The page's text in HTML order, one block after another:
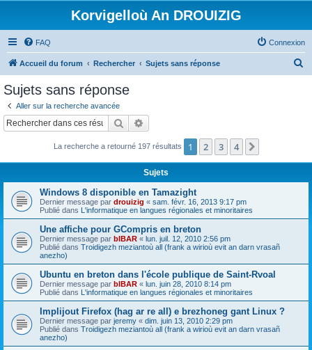
Korvigelloù An DROUIZIG
FAQ Connexion
Accueil du forum Rechercher Sujets sans réponse
c
Sujets sans réponse
Aller sur la recherche avancée
Rechercher
La recherche a retourné 197 résultats 1 2 3 4
Sujets
Windows 8 disponible en Tamazight
Dernier message par drouizig « sam. févr. 16, 2013 9:17 pm
Publié dans L'informatique en langues régionales et minoritaires
Une affiche pour GCompris en breton
Dernier message par bIBAR « lun. juil. 12, 2010 2:56 pm
Publié dans Troidigezh meziantoù all (frank a wirioù evit an darn vrasañ
anezho)
Ubuntu en breton dans l'école publique de Saint-Rvoal
Dernier message par bIBAR « lun. juin 28, 2010 8:14 pm
Publié dans L'informatique en langues régionales et minoritaires
Implijout Firefox (hag ar re all) e brezhoneg gant Linux ?
Dernier message par jeremy « dim. juin 13, 2010 2:29 pm
Publié dans Troidigezh meziantoù all (frank a wirioù evit an darn vrasañ
anezho)